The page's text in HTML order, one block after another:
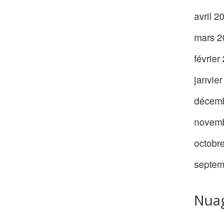
avril
mars
février